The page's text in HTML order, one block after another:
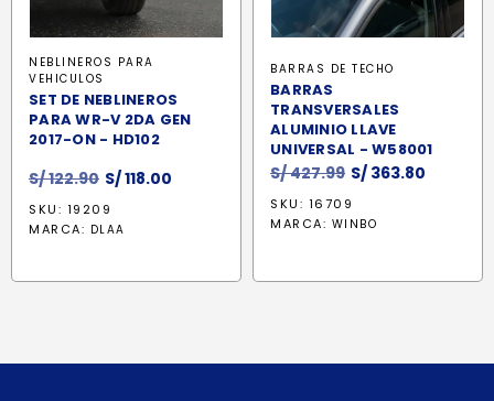
NEBLINEROS PARA
VEHICULOS
SET DE NEBLINEROS
PARA WR-V 2DA GEN
2017-ON - HD102
S/122.90 El
precio
original
S/118.00
SKU: 19209
MARCA: DLAA
BARRAS DE TECHO
BARRAS
TRANSVERSALES
ALUMINIO LLAVE
UNIVERSAL - W58001
S/427.99 El
original
S/ 363.80
SKU: 16709
MARCA: WINBO